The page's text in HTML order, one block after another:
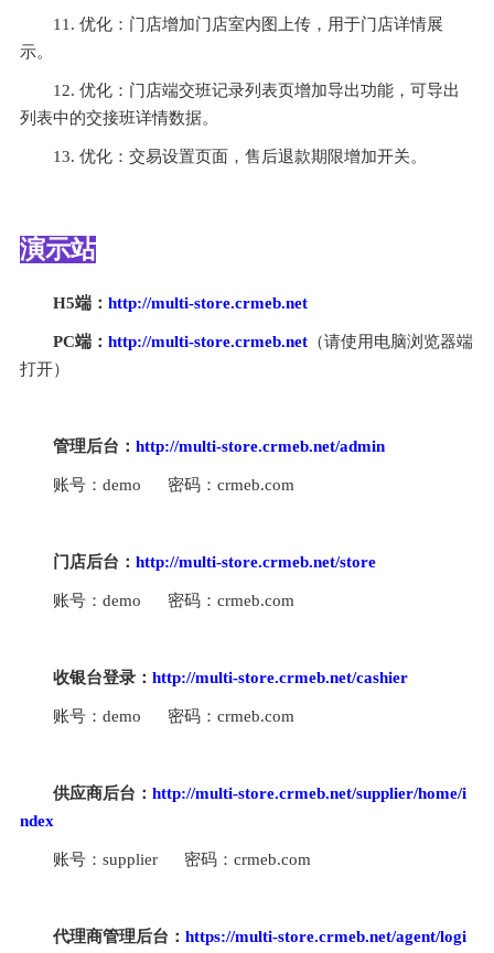
11. 优化：门店增加门店室内图上传，用于门店详情展
示。
12. 优化：门店端交班记录列表页增加导出功能，可导出
列表中的交接班详情数据。
13. 优化：交易设置页面，售后退款期限增加开关。
演示站
H5端： http://multi-store.crmeb.net
PC端： http://multi-store.crmeb.net （请使用电脑浏览器端
打开）
管理后台： http://multi-store.crmeb.net/admin
账号：demo      密码：crmeb.com
门店后台： http://multi-store.crmeb.net/store
账号：demo      密码：crmeb.com
收银台登录： http://multi-store.crmeb.net/cashier
账号：demo      密码：crmeb.com
供应商后台： http://multi-store.crmeb.net/supplier/home/i
ndex
账号：supplier      密码：crmeb.com
代理商管理后台： https://multi-store.crmeb.net/agent/logi